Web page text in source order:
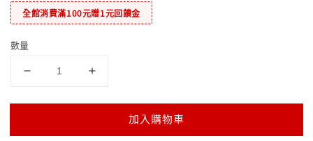
全館消費滿100元贈1元回饋金
數量
加入購物車